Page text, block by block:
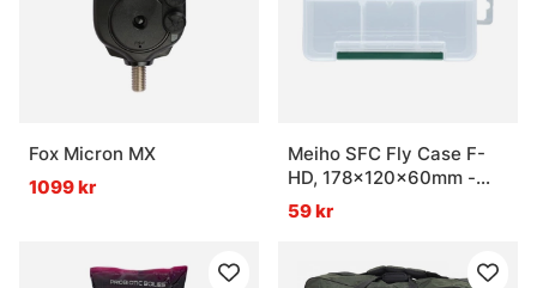
Fox Micron MX
1099 kr
Meiho SFC Fly Case F-
HD, 178x120x60mm -
Clear
59 kr